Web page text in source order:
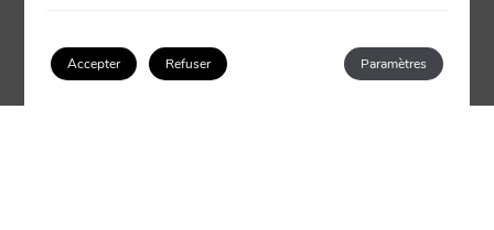
CHOISISSEZ VOS DATES
Accepter Paramètres
Refuser